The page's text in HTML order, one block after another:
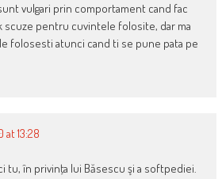
vulgari prin comportament cand fac
scuze pentru cuvintele folosite, dar ma
folosesti atunci cand ti se pune pata pe
at 13:28
tu, în privinţa lui Băsescu şi a softpediei.